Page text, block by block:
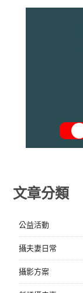
文章分類
公益活動
攝夫妻日常
攝影方案